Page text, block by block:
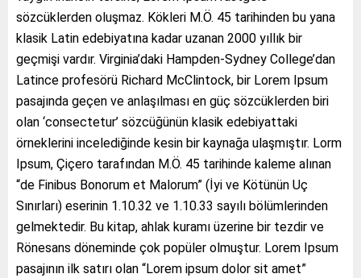
sözcüklerden oluşmaz. Kökleri M.Ö. 45 tarihinden bu yana
klasik Latin edebiyatına kadar uzanan 2000 yıllık bir
geçmişi vardır. Virginia’daki Hampden-Sydney College’dan
Latince profesörü Richard McClintock, bir Lorem Ipsum
pasajında geçen ve anlaşılması en güç sözcüklerden biri
olan ‘consectetur’ sözcüğünün klasik edebiyattaki
örneklerini incelediğinde kesin bir kaynağa ulaşmıştır. Lorm
Ipsum, Çiçero tarafından M.Ö. 45 tarihinde kaleme alınan
“de Finibus Bonorum et Malorum” (İyi ve Kötünün Uç
Sınırları) eserinin 1.10.32 ve 1.10.33 sayılı bölümlerinden
gelmektedir. Bu kitap, ahlak kuramı üzerine bir tezdir ve
Rönesans döneminde çok popüler olmuştur. Lorem Ipsum
pasajının ilk satırı olan “Lorem ipsum dolor sit amet”